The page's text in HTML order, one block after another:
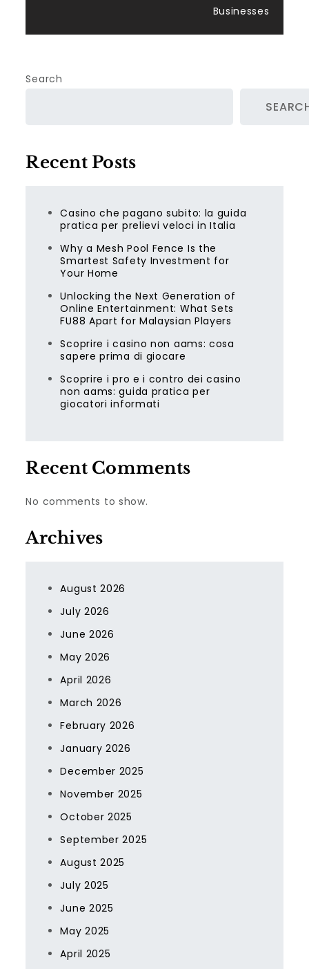
Businesses
Search
Recent Posts
Casino che pagano subito: la guida
pratica per prelievi veloci in Italia
Why a Mesh Pool Fence Is the
Smartest Safety Investment for
Your Home
Unlocking the Next Generation of
Online Entertainment: What Sets
FU88 Apart for Malaysian Players
Scoprire i casino non aams: cosa
sapere prima di giocare
Scoprire i pro e i contro dei casino
non aams: guida pratica per
giocatori informati
Recent Comments
No comments to show.
Archives
August 2026
July 2026
June 2026
May 2026
April 2026
March 2026
February 2026
January 2026
December 2025
November 2025
October 2025
September 2025
August 2025
July 2025
June 2025
May 2025
April 2025